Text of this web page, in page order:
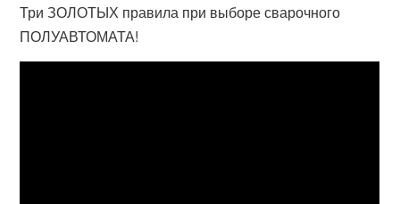
Три ЗОЛОТЫХ правила при выборе сварочного
ПОЛУАВТОМАТА!